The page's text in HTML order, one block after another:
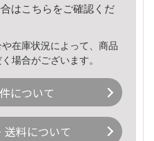
はこちら をご確認くだ
在庫状況によって、商品
場合がございます。
について
送料について